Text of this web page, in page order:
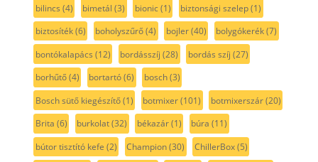
bilincs (4) bimetál (3) bionic(1) biztonsági szelep(1)
biztosíték(6) boholyszűrő(4) bojler(40) bolygókerék(7)
bontókalapács (12) bordásszíj (28) bordás szíj (27)
borhűtő(4) bortartó(6) bosch(3)
Bosch sütő kiegészítő(1) botmixer(101) botmixerszár(20)
Brita (6) burkolat(32) békazár(1) búra (11)
bútor tisztító kefe (2) Champion(30) ChillerBox(5)